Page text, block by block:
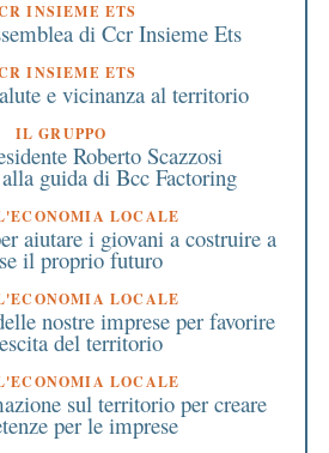
INSIEME ETS
di Ccr Insieme Ets
INSIEME ETS
e vicinanza al territorio
IL GRUPPO
Roberto Scazzosi
guida di Bcc Factoring
LOCALE
aiutare i giovani a costruire a
il proprio futuro
LOCALE
nostre imprese per favorire
del territorio
LOCALE
sul territorio per creare
per le imprese